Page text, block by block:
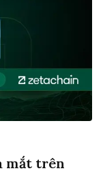
mắt trên